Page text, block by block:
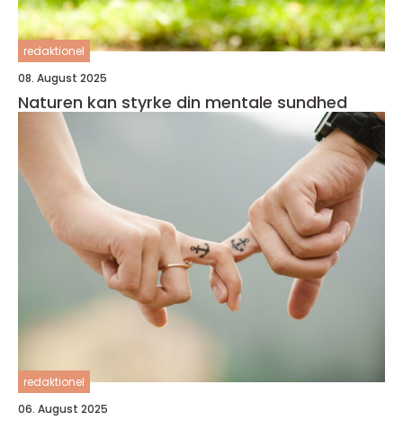
redaktionel
08. August 2025
Naturen kan styrke din mentale sundhed
redaktionel
06. August 2025